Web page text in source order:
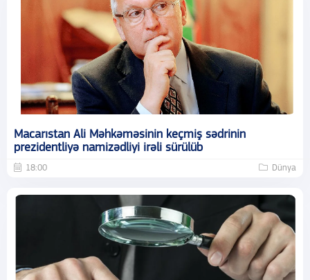
Macarıstan Ali Məhkəməsinin keçmiş sədrinin
prezidentliyə namizədliyi irəli sürülüb
18:00 Dünya